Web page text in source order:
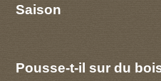
Saison
Pousse-t-il sur du